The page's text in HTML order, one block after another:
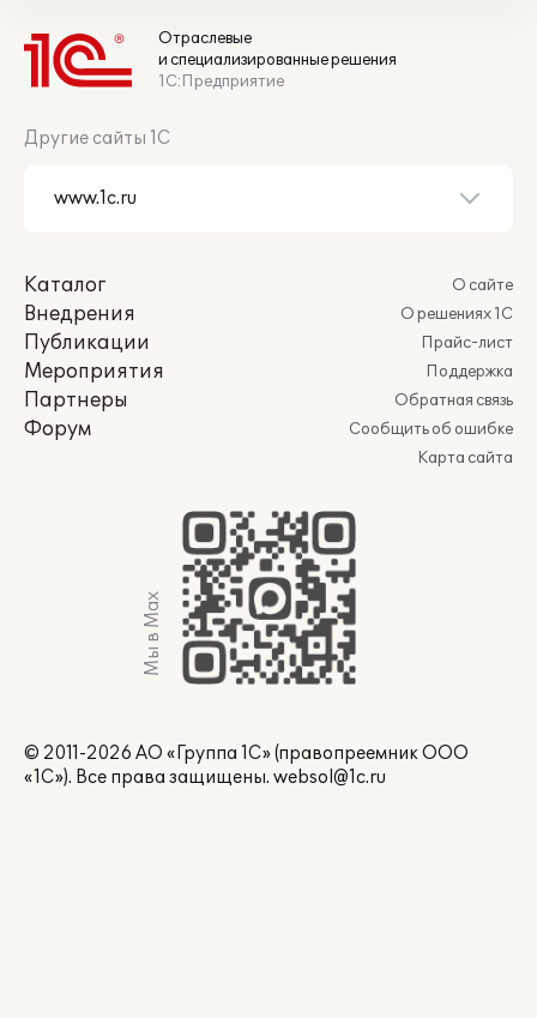
Отраслевые
и специализированные решения
1С:Предприятие
Другие сайты 1С
Каталог
Внедрения
Публикации
Мероприятия
Партнеры
Форум
О сайте
О решениях 1С
Прайс-лист
Поддержка
Обратная связь
Сообщить об ошибке
Карта сайта
Мы в Max
© 2011-2026 АО «Группа 1С» (правопреемник ООО
«1С»). Все права защищены. websol@1c.ru